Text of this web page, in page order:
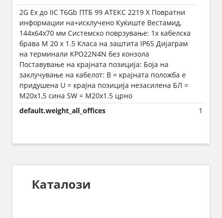
2G Ex до IIC T6Gb ПТБ 99 АТЕКС 2219 Х Повратни
информации на+исклучено Куќиште Вестамид,
144x64x70 мм Системско поврзување: 1x кабелска
брава M 20 x 1.5 Класа на заштита IP65 Дијаграм
на терминали KPO22N4N без конзола
Поставување на крајната позиција: Боја на
заклучување на кабелот: B = крајната положба е
придушена U = крајна позиција незасилена БЛ =
М20х1,5 сина SW = M20x1.5 црно
default.weight_all_offices
1
Каталози